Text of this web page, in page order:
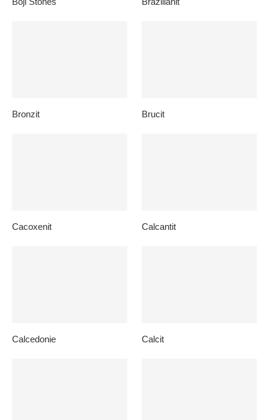
Bronzit Brucit
Cacoxenit Calcantit
Calcedonie Calcit